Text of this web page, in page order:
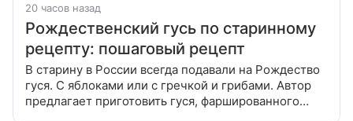
20 часов назад
Рождественский гусь по старинному
рецепту: пошаговый рецепт
В старину в России всегда подавали на Рождество
гуся. С яблоками или с гречкой и грибами. Автор
предлагает приготовить гуся, фаршированного